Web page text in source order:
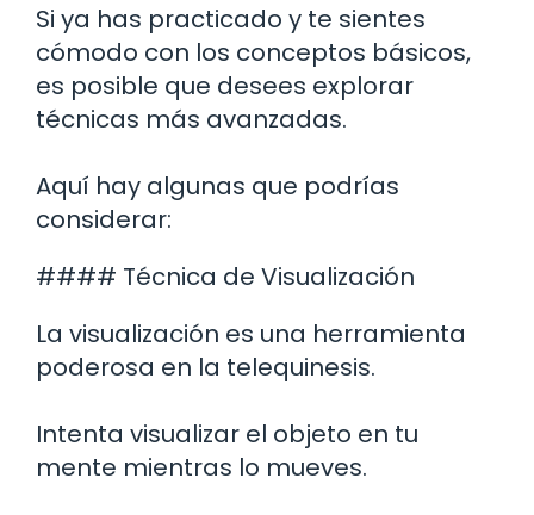
Si ya has practicado y te sientes
cómodo con los conceptos básicos,
es posible que desees explorar
técnicas más avanzadas.
Aquí hay algunas que podrías
considerar:
#### Técnica de Visualización
La visualización es una herramienta
poderosa en la telequinesis.
Intenta visualizar el objeto en tu
mente mientras lo mueves.